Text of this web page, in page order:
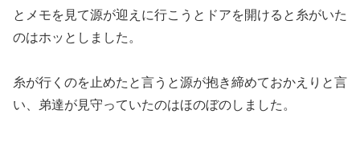
とメモを見て源が迎えに行こうとドアを開けると糸がいた
のはホッとしました。
糸が行くのを止めたと言うと源が抱き締めておかえりと言
い、弟達が見守っていたのはほのぼのしました。